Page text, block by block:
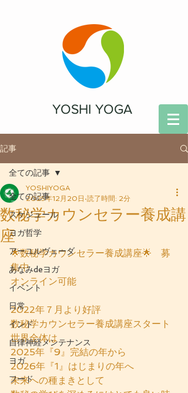
YOSHI YOGA
記事
全ての記事
スケジュール
ヨガ哲学
アーユルヴェーダ
あなみdeヨガ
イベント
日常
インド
自律神経メンテナンス
ヨガ
フード
全ての記事
数秘学カウンセラー養成講
座
YOSHIYOGA
2025年12月20日 読了時間: 2分
🌟数秘学カウンセラー養成講座🌟　募
集中
オンライン可能
2022年７月より好評
数秘学カウンセラー養成講座スタート
世界全体は
2025年『9』完結の年から
2026年『1』はじまりの年へ
未来への種まきとして